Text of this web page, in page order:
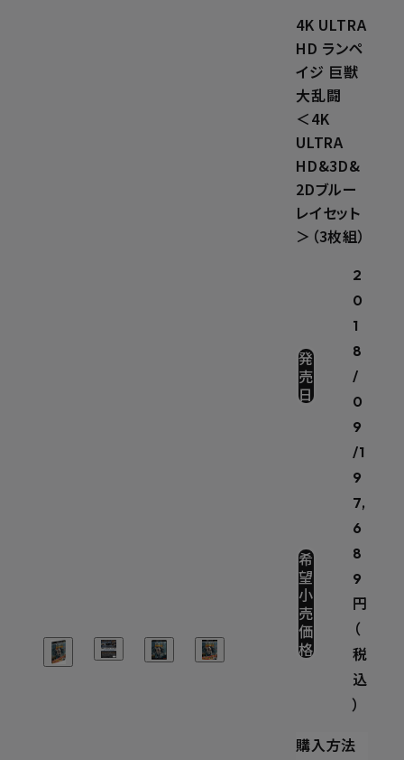
4K ULTRA
HD ランペ
イジ 巨獣
大乱闘
＜4K
ULTRA
HD&3D&
2Dブルー
レイセット
＞（3枚組）
発
売
日
2
0
1
8
/
0
9
/1
9
希
望
小
売
価
格
7,
6
8
9
円
（
税
込
）
購入方法